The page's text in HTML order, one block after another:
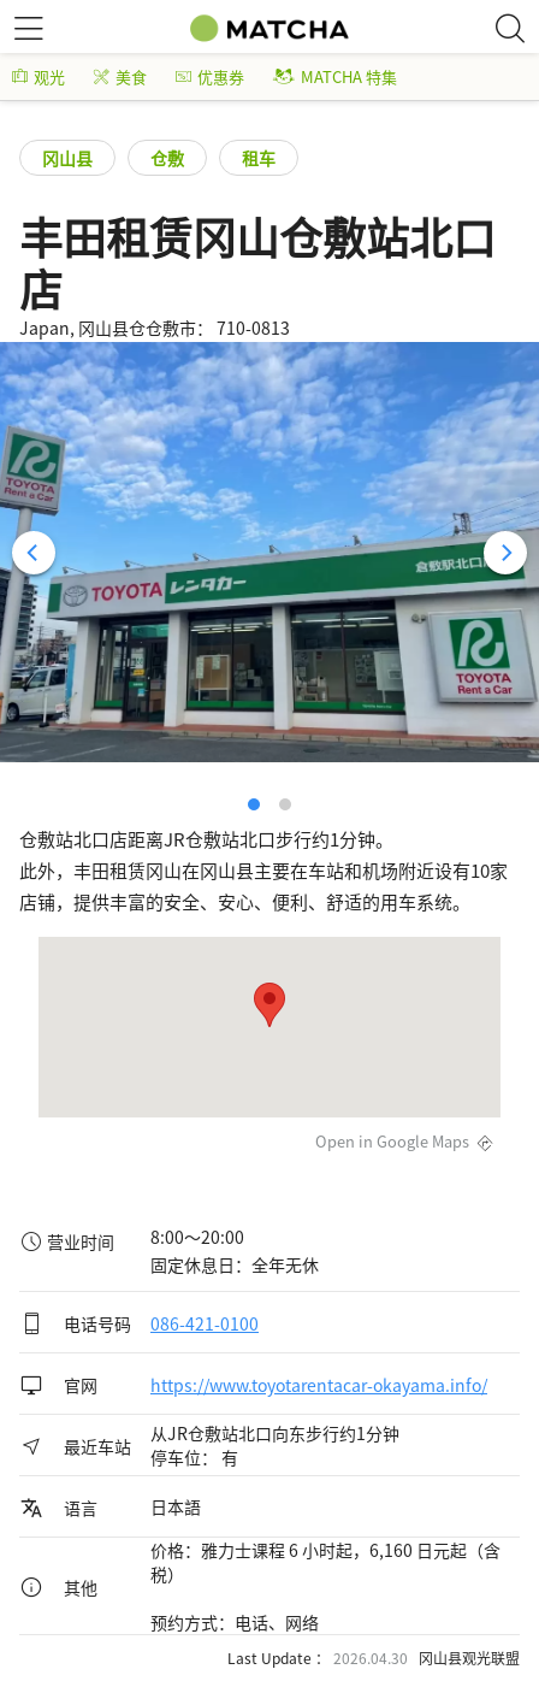
观光 美食 优惠券 MATCHA 特集
冈山县 仓敷 租车
丰田租赁冈山仓敷站北口
店
Japan, 冈山县仓仓敷市： 710-0813
仓敷站北口店距离JR仓敷站北口步行约1分钟。
此外，丰田租赁冈山在冈山县主要在车站和机场附近设有10家
店铺，提供丰富的安全、安心、便利、舒适的用车系统。
Open in Google Maps
营业时间
8:00～20:00
固定休息日：全年无休
电话号码 086-421-0100
官网 https://www.toyotarentacar-okayama.info/
最近车站
从JR仓敷站北口向东步行约1分钟
停车位： 有
语言 日本語
其他
价格：雅力士课程 6 小时起，6,160 日元起（含
税）
预约方式：电话、网络
Last Update ： 2026.04.30 冈山县观光联盟